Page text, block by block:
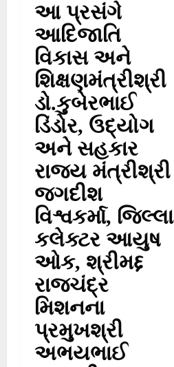
આ પ્રસંગે
આદિજાતિ
વિકાસ અને
શિક્ષણમંત્રીશ્રી
ડો.કુબેરભાઈ
ડિંડોર, ઉદ્યોગ
અને સહકાર
રાજ્ય મંત્રીશ્રી
જગદીશ
વિશ્વકર્મા, જિલ્લા
કલેક્ટર આયુષ
ઓક, શ્રીમદ્દ
રાજચંદ્ર
મિશનના
પ્રમુખશ્રી
અભયભાઈ